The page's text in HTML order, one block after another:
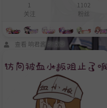
1
关注
1102
粉丝
查看 响君酱 的文章